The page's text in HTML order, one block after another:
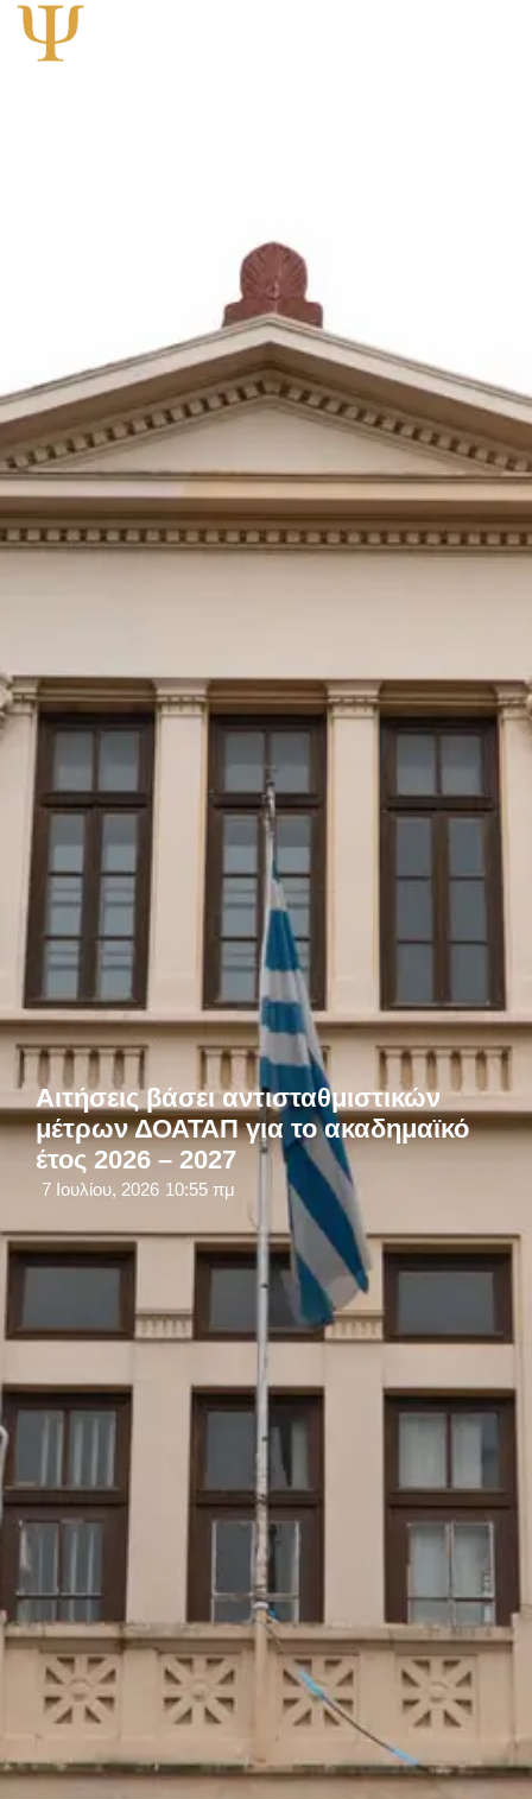
Αιτήσεις βάσει αντισταθμιστικών
μέτρων ΔΟΑΤΑΠ για το ακαδημαϊκό
έτος 2026 – 2027
7 Ιουλίου, 2026 10:55 πμ